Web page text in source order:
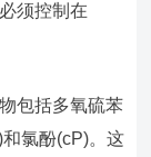
须控制在
包括多氧硫苯
氯酚(cP)。这